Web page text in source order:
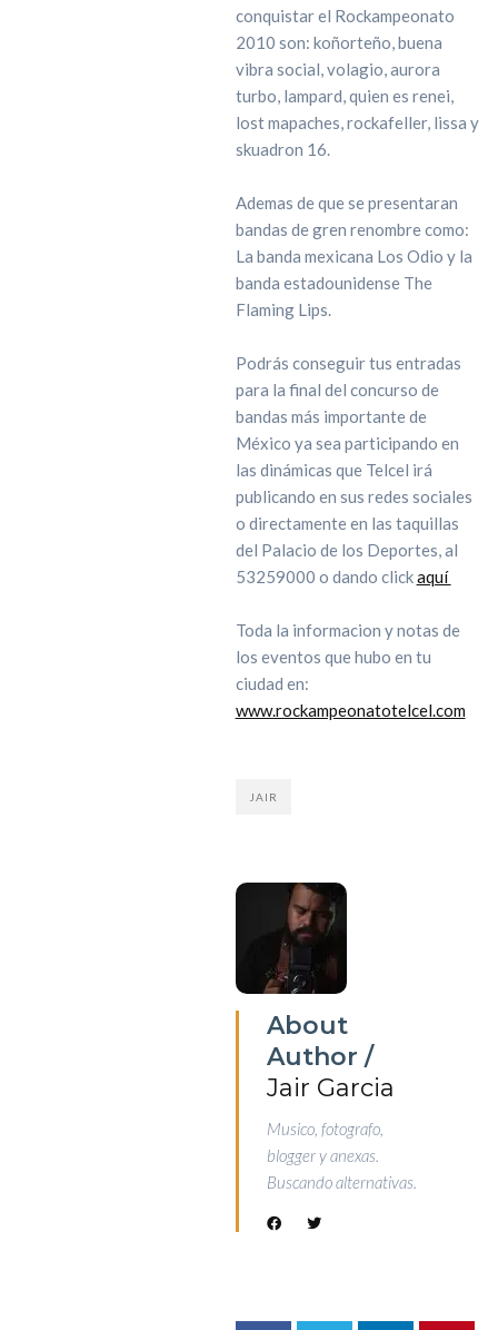
conquistar el Rockampeonato
2010 son: koñorteño, buena
vibra social, volagio, aurora
turbo, lampard, quien es renei,
lost mapaches, rockafeller, lissa y
skuadron 16.
Ademas de que se presentaran
bandas de gren renombre como:
La banda mexicana Los Odio y la
banda estadounidense The
Flaming Lips.
Podrás conseguir tus entradas
para la final del concurso de
bandas más importante de
México ya sea participando en
las dinámicas que Telcel irá
publicando en sus redes sociales
o directamente en las taquillas
del Palacio de los Deportes, al
53259000 o dando clickaquí
Toda la informacion y notas de
los eventos que hubo en tu
ciudad en:
www.rockampeonatotelcel.com
JAIR
About
Author /
Jair Garcia
Musico, fotografo,
blogger y anexas.
Buscando alternativas.